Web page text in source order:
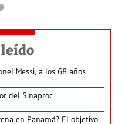
leído
Messi, a los 68 años
del Sinaproc
en Panamá? El objetivo